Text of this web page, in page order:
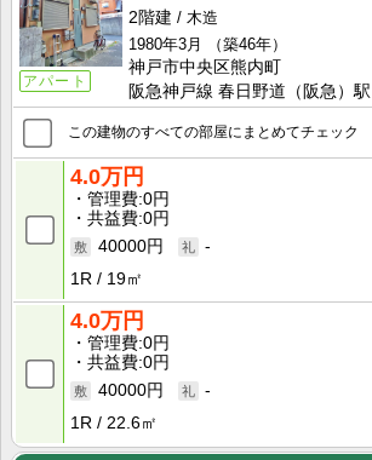
アパート
2階建
木造
1980年3月
（築46年）
神戸市中央区熊内町
阪急神戸線 春日野道（阪急）
この建物のすべての部屋にまとめてチェック
4.0万円
管理費 0円
共益費 0円
40000円
-
1R
19㎡
4.0万円
管理費 0円
共益費 0円
40000円
-
1R
22.6㎡